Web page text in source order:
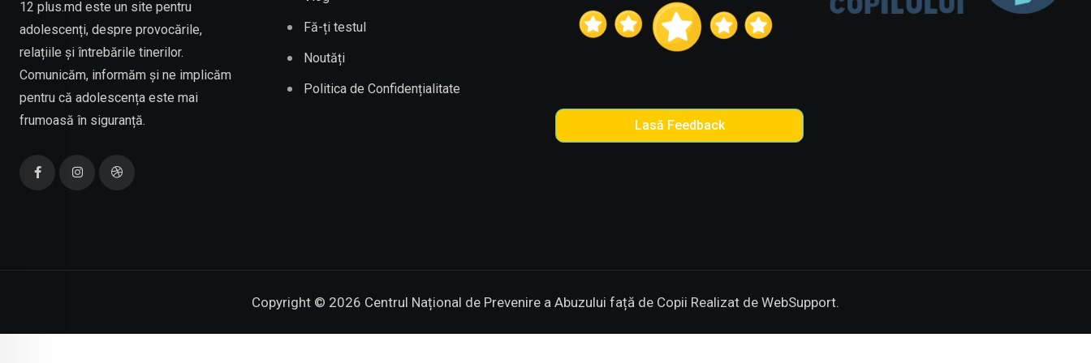
12 plus.md este un site pentru
adolescenți, despre provocările,
relațiile și întrebările tinerilor.
Comunicăm, informăm și ne implicăm
pentru că adolescența este mai
frumoasă în siguranță.
Fă-ți testul
Noutăți
Politica de Confidențialitate
Lasă Feedback
Copyright © 2026 Centrul Național de Prevenire a Abuzului față de Copii Realizat de WebSupport.